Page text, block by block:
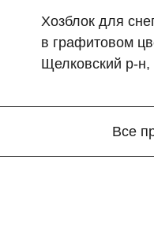
Хозблок для
в графитовом
Щелковский р-
Все